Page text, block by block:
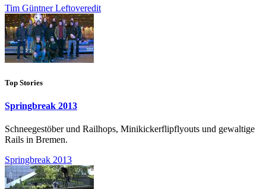
Tim Güntner Leftoveredit
Top Stories
Springbreak 2013
Schneegestöber und Railhops, Minikickerflipflyouts und gewaltige
Rails in Bremen.
Springbreak 2013